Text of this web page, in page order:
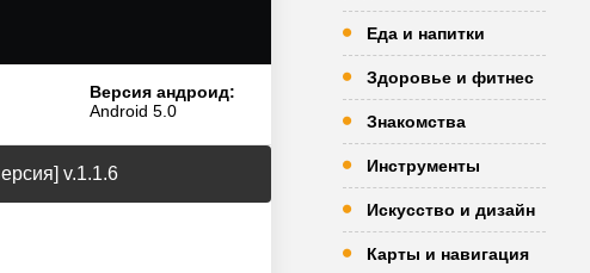
Версия андроид:
Android 5.0
v.1.1.6
Еда и напитки
Здоровье и фитнес
Знакомства
Инструменты
Искусство и дизайн
Карты и навигация